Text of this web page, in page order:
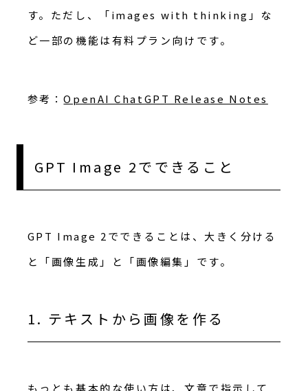
す。ただし、「images with thinking」な
ど一部の機能は有料プラン向けです。
参考：OpenAI ChatGPT Release Notes
GPT Image 2でできること
GPT Image 2でできることは、大きく分ける
と「画像生成」と「画像編集」です。
1. テキストから画像を作る
もっとも基本的な使い方は、文章で指示して